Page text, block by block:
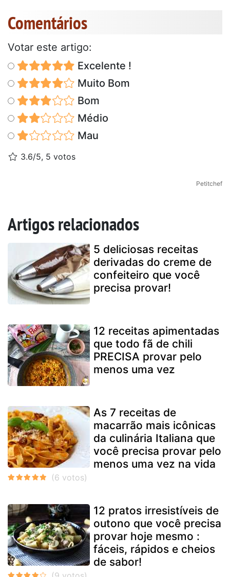
Comentários
Votar este artigo:
Excelente !
Muito Bom
Bom
Médio
Mau
3.6/5, 5 votos
Petitchef
Artigos relacionados
5 deliciosas receitas
derivadas do creme de
confeiteiro que você
precisa provar!
12 receitas apimentadas
que todo fã de chili
PRECISA provar pelo
menos uma vez
As 7 receitas de
macarrão mais icônicas
da culinária Italiana que
você precisa provar pelo
menos uma vez na vida
12 pratos irresistíveis de
outono que você precisa
provar hoje mesmo :
fáceis, rápidos e cheios
de sabor!